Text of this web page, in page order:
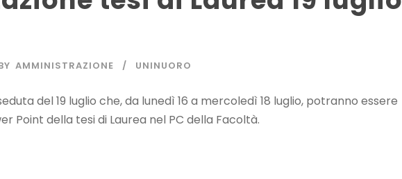
AMMINISTRAZIONE UNINUORO
del 19 luglio che, da lunedì 16 a mercoledì 18 luglio, potranno essere
Point della tesi di Laurea nel PC della Facoltà.